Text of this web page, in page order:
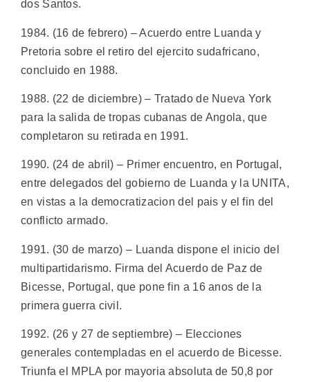
dos Santos.
1984. (16 de febrero) – Acuerdo entre Luanda y
Pretoria sobre el retiro del ejercito sudafricano,
concluido en 1988.
1988. (22 de diciembre) – Tratado de Nueva York
para la salida de tropas cubanas de Angola, que
completaron su retirada en 1991.
1990. (24 de abril) – Primer encuentro, en Portugal,
entre delegados del gobierno de Luanda y la UNITA,
en vistas a la democratizacion del pais y el fin del
conflicto armado.
1991. (30 de marzo) – Luanda dispone el inicio del
multipartidarismo. Firma del Acuerdo de Paz de
Bicesse, Portugal, que pone fin a 16 anos de la
primera guerra civil.
1992. (26 y 27 de septiembre) – Elecciones
generales contempladas en el acuerdo de Bicesse.
Triunfa el MPLA por mayoria absoluta de 50,8 por